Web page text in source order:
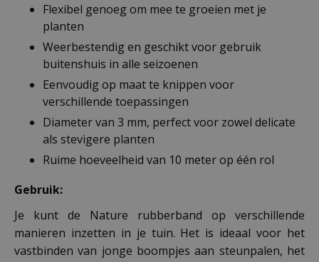
Flexibel genoeg om mee te groeien met je
planten
Weerbestendig en geschikt voor gebruik
buitenshuis in alle seizoenen
Eenvoudig op maat te knippen voor
verschillende toepassingen
Diameter van 3 mm, perfect voor zowel delicate
als stevigere planten
Ruime hoeveelheid van 10 meter op één rol
Gebruik:
Je kunt de Nature rubberband op verschillende
manieren inzetten in je tuin. Het is ideaal voor het
vastbinden van jonge boompjes aan steunpalen, het